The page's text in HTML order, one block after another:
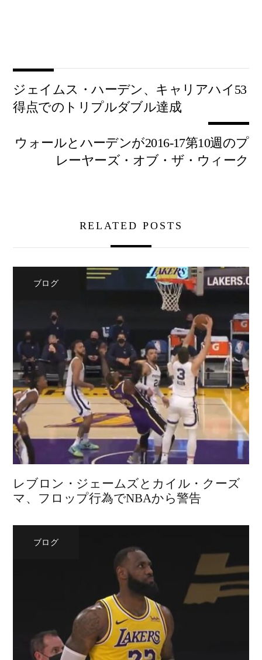
ジェイムス・ハーデン、キャリアハイ53
得点でのトリプルダブル達成
ウォールとハーデンが2016-17第10週のプ
レーヤーズ・オブ・ザ・ウィーク
RELATED POSTS
ブログ
レブロン・ジェームズとカイル・クーズ
マ、フロップ行為でNBAから警告
ブログ